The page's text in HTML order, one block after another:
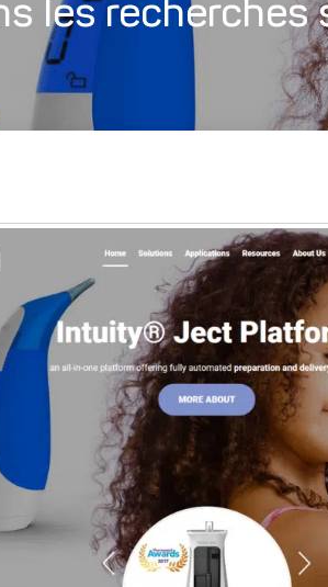
les recherches